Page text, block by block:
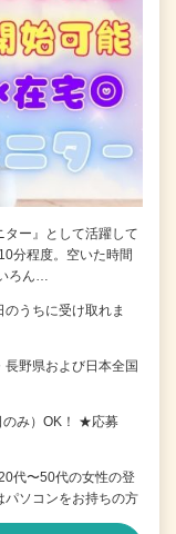
ー』として活躍して
分程度。空いた時間
ろん…
うちに受け取れま
野県および日本全国
み）OK！ ★応募
代〜50代の女性の登
ソコンをお持ちの方